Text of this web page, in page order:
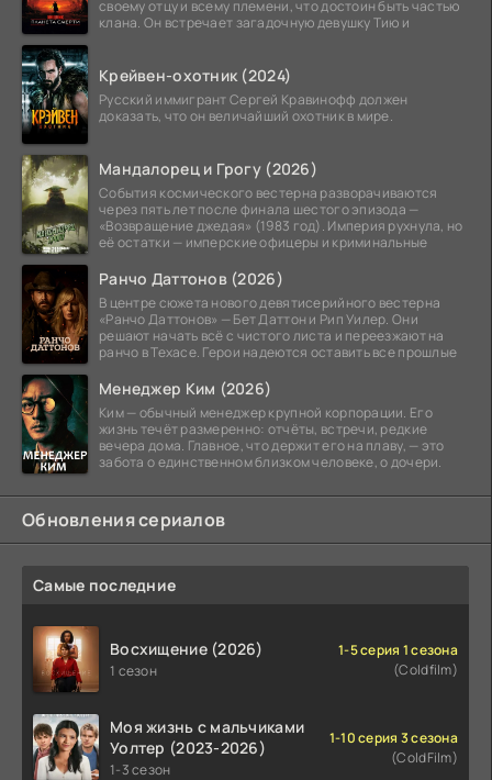
своему отцу и всему племени, что достоин быть частью
клана. Он встречает загадочную девушку Тию и
Крейвен-охотник (2024)
Русский иммигрант Сергей Кравинофф должен
доказать, что он величайший охотник в мире.
Мандалорец и Грогу (2026)
События космического вестерна разворачиваются
через пять лет после финала шестого эпизода —
«Возвращение джедая» (1983 год). Империя рухнула, но
её остатки — имперские офицеры и криминальные
Ранчо Даттонов (2026)
В центре сюжета нового девятисерийного вестерна
«Ранчо Даттонов» — Бет Даттон и Рип Уилер. Они
решают начать всё с чистого листа и переезжают на
ранчо в Техасе. Герои надеются оставить все прошлые
Менеджер Ким (2026)
Ким — обычный менеджер крупной корпорации. Его
жизнь течёт размеренно: отчёты, встречи, редкие
вечера дома. Главное, что держит его на плаву, — это
забота о единственном близком человеке, о дочери.
Обновления сериалов
Самые последние
Восхищение (2026)
1 сезон
1-5 серия 1 сезона
(Coldfilm)
Моя жизнь с мальчиками
Уолтер (2023-2026)
1-3 сезон
1-10 серия 3 сезона
(ColdFilm)